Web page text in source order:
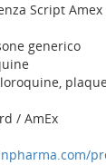
Script Amex
generico
/ AmEx